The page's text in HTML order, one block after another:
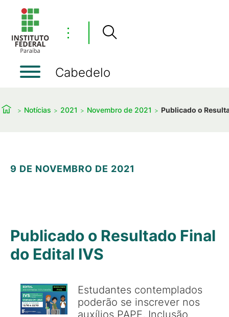
⋮
Cabedelo
Notícias 2021 Novembro de 2021 Publicado o
9 DE NOVEMBRO DE 2021
Publicado o Resultado Final
do Edital IVS
Estudantes contemplados
poderão se inscrever nos
auxílios PAPE, Inclusão